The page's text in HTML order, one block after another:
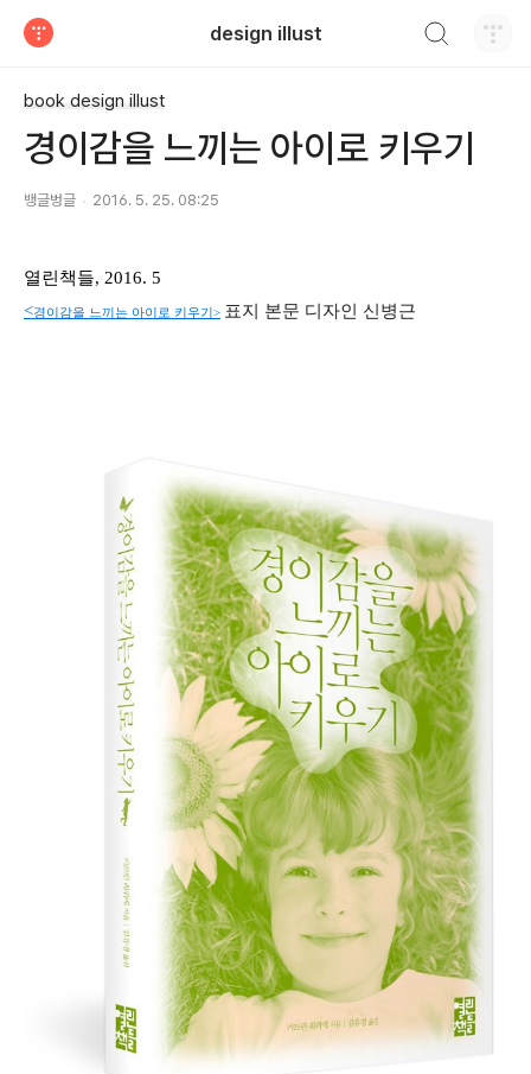
design illust
book design illust
경이감을 느끼는 아이로 키우기
뱅글벙글 2016. 5. 25. 08:25
열린책들, 2016. 5
<경이감을 느끼는 아이로 키우기> 표지 본문 디자인 신병근